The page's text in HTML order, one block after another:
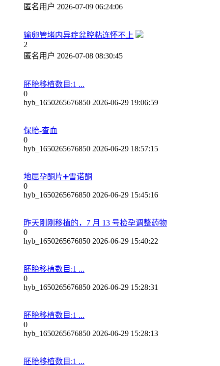
匿名用户 2026-07-09 06:24:06
输卵管堵内异症盆腔粘连怀不上
2
匿名用户 2026-07-08 08:30:45
胚胎移植数目:1 ...
0
hyb_1650265676850 2026-06-29 19:06:59
保胎-查血
0
hyb_1650265676850 2026-06-29 18:57:15
地屈孕酮片➕雪诺酮
0
hyb_1650265676850 2026-06-29 15:45:16
昨天刚刚移植的，7 月 13 号检孕调整药物
0
hyb_1650265676850 2026-06-29 15:40:22
胚胎移植数目:1 ...
0
hyb_1650265676850 2026-06-29 15:28:31
胚胎移植数目:1 ...
0
hyb_1650265676850 2026-06-29 15:28:13
胚胎移植数目:1 ...